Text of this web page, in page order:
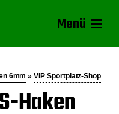
Menü
6mm »VIP Sportplatz-Shop
Haken